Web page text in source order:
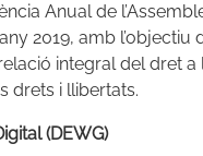
Anual de
2019, amb l’objectiu
integral del dret
drets i llibertats.
(DEWG)